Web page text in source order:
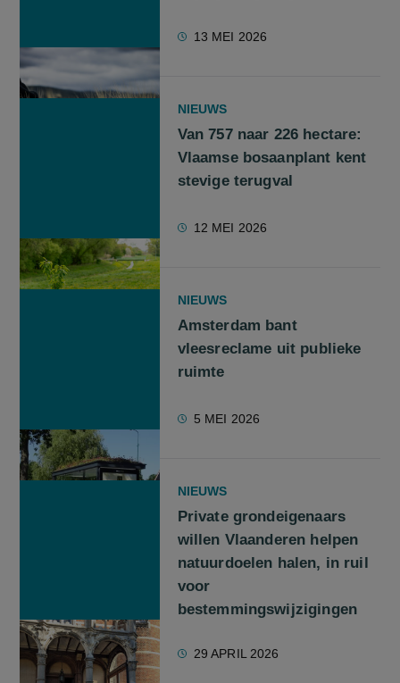
13 MEI 2026
NIEUWS
Van 757 naar 226 hectare:
Vlaamse bosaanplant kent
stevige terugval
12 MEI 2026
NIEUWS
Amsterdam bant
vleesreclame uit publieke
ruimte
5 MEI 2026
NIEUWS
Private grondeigenaars
willen Vlaanderen helpen
natuurdoelen halen, in ruil
voor
bestemmingswijzigingen
29 APRIL 2026